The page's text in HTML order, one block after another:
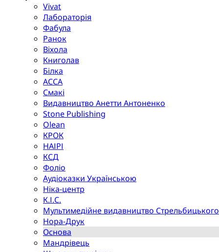
Vivat
Лабораторія
Фабула
Ранок
Віхола
Книголав
Білка
АССА
Смакі
Видавництво Анетти Антоненко
Stone Publishing
Olean
КРОК
НАІРІ
КСД
Фоліо
Аудіоказки Українською
Ніка-центр
К.І.С.
Мультимедійне видавництво Стрельбицького
Нора-Друк
Основа
Мандрівець